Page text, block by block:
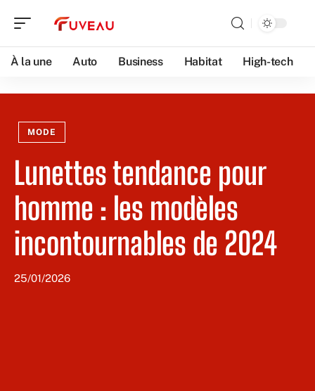
À la une Auto Business Habitat High-tech
MODE
Lunettes tendance pour
homme : les modèles
incontournables de 2024
25/01/2026